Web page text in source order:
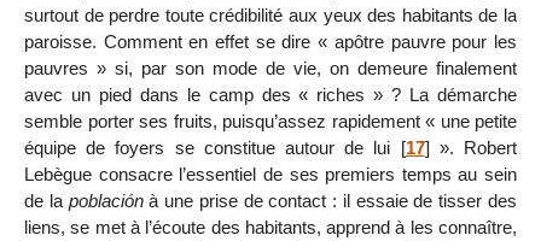
surtout de perdre toute crédibilité aux yeux des habitants de la
paroisse. Comment en effet se dire « apôtre pauvre pour les
pauvres » si, par son mode de vie, on demeure finalement
avec un pied dans le camp des « riches » ? La démarche
semble porter ses fruits, puisqu’assez rapidement « une petite
équipe de foyers se constitue autour de lui [17] ». Robert
Lebègue consacre l’essentiel de ses premiers temps au sein
de la poblaciónà une prise de contact : il essaie de tisser des
liens, se met à l’écoute des habitants, apprend à les connaître,